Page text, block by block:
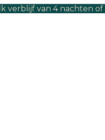
verblijf van 4 nachten